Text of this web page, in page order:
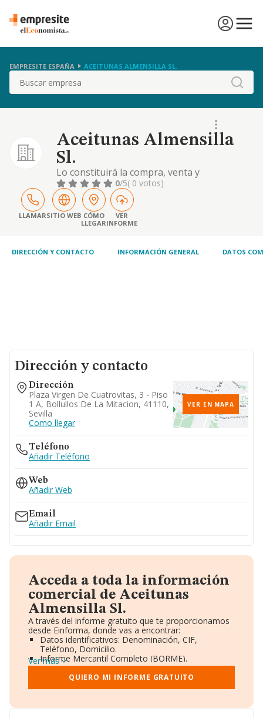
EMPRESITE ESPAÑA ACEITUNAS ALMENSILLA SL.
Buscar
Aceitunas Almensilla
Sl.
Lo constituirá la compra, venta y
comercialización de toda clase de productos
agrícolas, así como la explotación de toda
clase de fincas rústicas, tanto propias como
arrendadas o aparcería
0/5( 0 votos)
LLAMARSITIO WEB CÓMO
LLEGAR
VER
INFORME
DIRECCIÓN Y CONTACTO INFORMACIÓN GENERAL DATOS
Dirección y contacto
Dirección
Plaza Virgen De Cuatrovitas, 3 - Piso
1 A, Bollullos De La Mitacion, 41110,
Sevilla
Como llegar
VER EN MAPA
Teléfono
Añadir Teléfono
Web
Añadir Web
Email
Añadir Email
Acceda a toda la información
comercial de Aceitunas
Almensilla Sl.
A través del informe gratuito que te proporcionamos
desde Einforma, donde vas a encontrar:
Datos identificativos: Denominación, CIF,
Teléfono, Domicilio.
Informe Mercantil Completo (BORME).
Gráficos de Evolución Ventas y Empleados.
Consejo de Administración y Administradores.
Directivos y Ejecutivos.
Ver más
QUIERO MI INFORME GRATUITO